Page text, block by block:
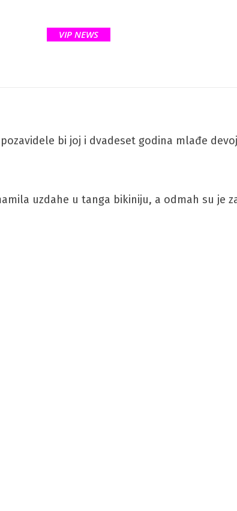
VIP NEWS
bi joj i dvadeset godina mlađe
uzdahe u tanga bikiniju, a odmah su je